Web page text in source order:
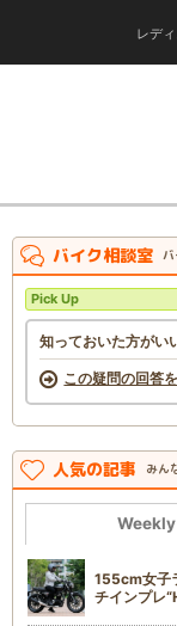
レデ
バイク相談室
Pick Up
知っておいた方がい
この疑問の回答
人気の記事 みん
Weekly
155cm女子
チインプレ